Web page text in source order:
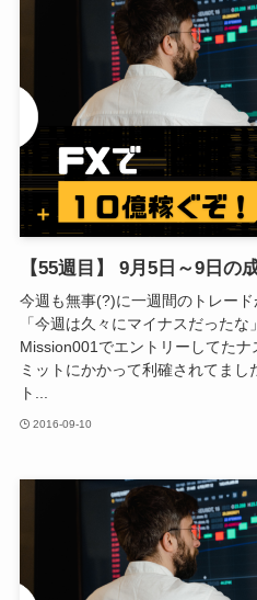
【55週目】 9月5日～9日の
今週も無事(?)に一週間のトレード
「今週は久々にマイナスだった
Mission001でエントリーしてた
ミットにかかって利確されてま
ト...
2016-09-10